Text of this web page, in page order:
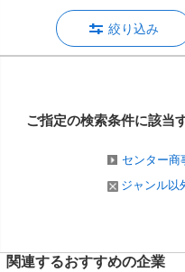
絞り込み
ご指定の検索条件に該当
センター商
ジャンル以
関連するおすすめの企業